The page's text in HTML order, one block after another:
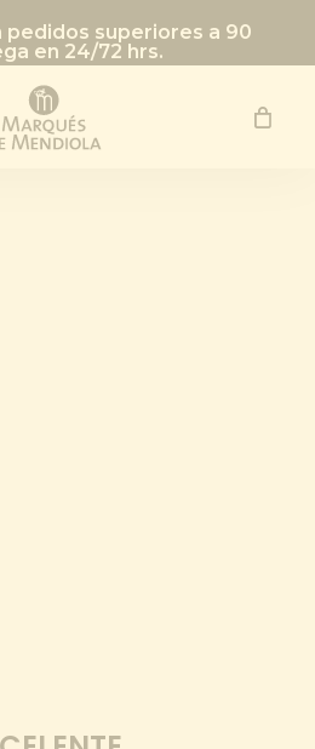
pedidos superiores a 90
en 24/72 hrs.